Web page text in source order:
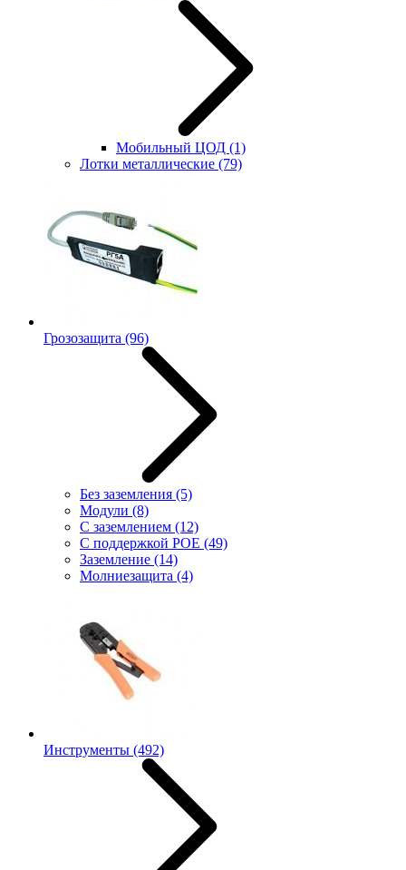
Мобильный ЦОД (1)
Лотки металлические (79)
Грозозащита (96)
Без заземления (5)
Модули (8)
С заземлением (12)
С поддержкой POE (49)
Заземление (14)
Молниезащита (4)
Инструменты (492)